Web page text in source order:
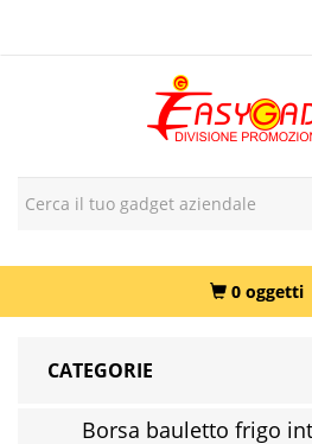
0 oggetti
CATEGORIE
Borsa bauletto frigo